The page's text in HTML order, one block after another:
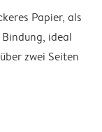
Papier, als
ideal
zwei Seiten